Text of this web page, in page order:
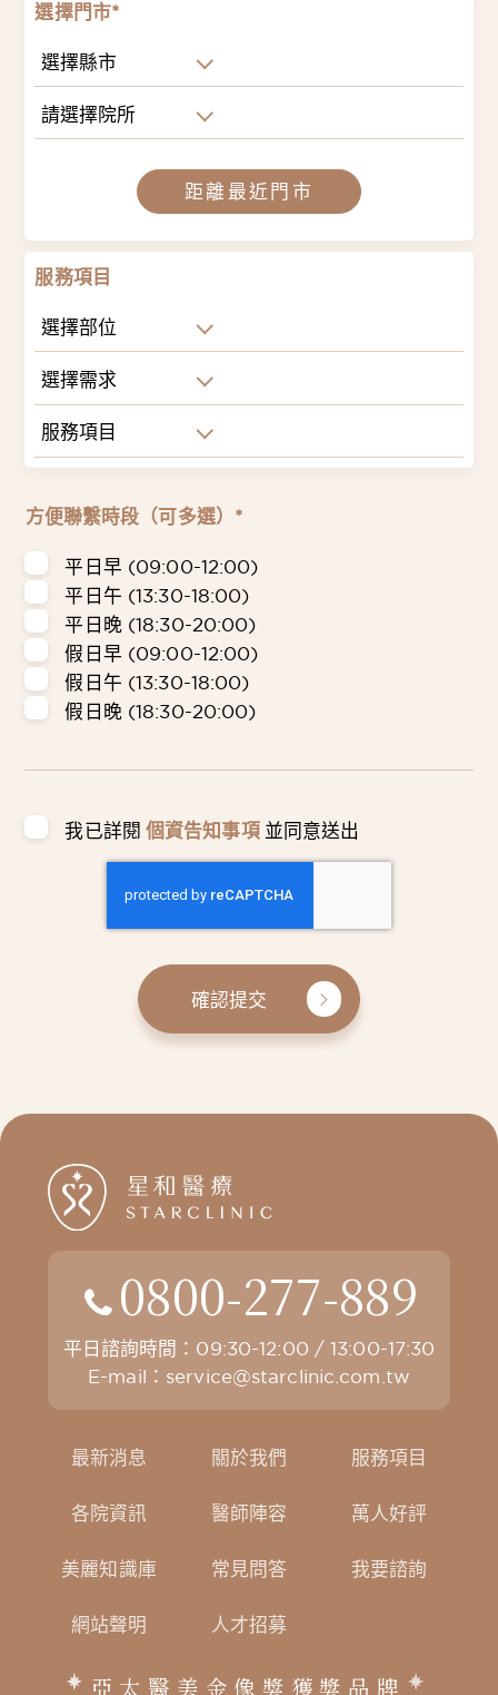
選擇門市*
選擇縣市
請選擇院所
距離最近門市
服務項目
選擇部位
選擇需求
服務項目
方便聯繫時段（可多選）*
平日早 (09:00-12:00)
平日午 (13:30-18:00)
平日晚 (18:30-20:00)
假日早 (09:00-12:00)
假日午 (13:30-18:00)
假日晚 (18:30-20:00)
我已詳閱 個資告知事項 並同意送出
確認提交
0800-277-889
平日諮詢時間：09:30-12:00 / 13:00-17:30
E-mail： service@starclinic.com.tw
最新消息 關於我們 服務項目
各院資訊 醫師陣容 萬人好評
美麗知識庫 常見問答 我要諮詢
網站聲明 人才招募
亞太醫美金像獎獲獎品牌